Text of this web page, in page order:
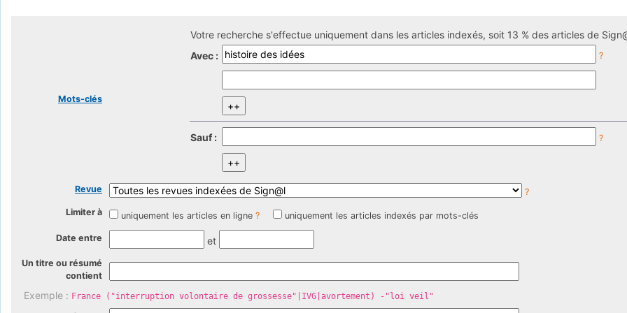
Mots-clés
Votre recherche s'effectue uniquement dans les articles indexés, soit 13 % des articles de
Avec :
?
Sauf : ?
Revue
?
Limiter à
uniquement les articles en ligne ? uniquement les articles indexés par mots-clés
Date entre et
Un titre ou résumé
contient
Exemple : France ("interruption volontaire de grossesse"|IVG|avortement) -"loi veil"